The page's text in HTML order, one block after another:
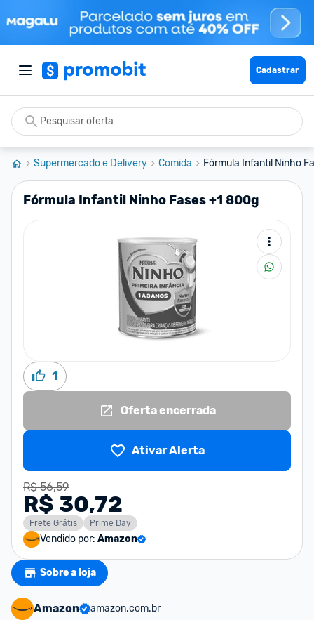
Cadastrar
Supermercado e Delivery Comida Fórmula Infantil Ninho
Fórmula Infantil Ninho Fases +1 800g
1
Oferta encerrada
Ativar Alerta
R$ 56,59
R$ 30,72
Frete Grátis Prime Day
Vendido por: Amazon
Sobre a loja
Amazon
amazon.com.br